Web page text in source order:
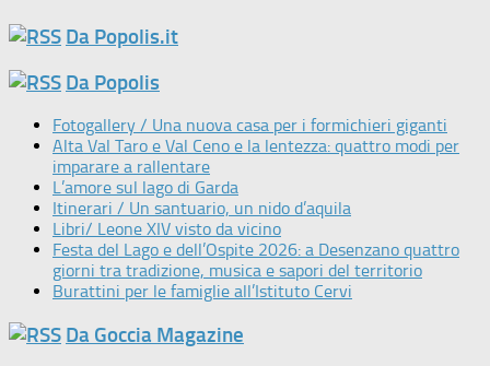
Da Popolis.it
Da Popolis
Fotogallery / Una nuova casa per i formichieri giganti
Alta Val Taro e Val Ceno e la lentezza: quattro modi per
imparare a rallentare
L’amore sul lago di Garda
Itinerari / Un santuario, un nido d’aquila
Libri/ Leone XIV visto da vicino
Festa del Lago e dell’Ospite 2026: a Desenzano quattro
giorni tra tradizione, musica e sapori del territorio
Burattini per le famiglie all’Istituto Cervi
Da Goccia Magazine